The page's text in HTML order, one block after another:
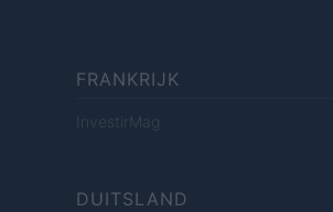
FRANKRIJK
InvestirMag
DUITSLAND